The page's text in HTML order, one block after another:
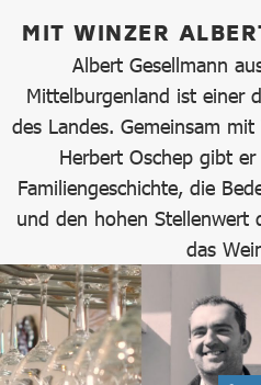
MIT WINZER
Albert Gesellmann
Mittelburgenland ist einer
des Landes. Gemeinsam
Herbert Oschep gibt
Familiengeschichte, die
und den hohen Stellenwert
das